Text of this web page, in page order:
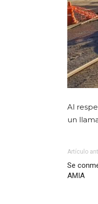
Al
un
Artículo
Se
AMIA